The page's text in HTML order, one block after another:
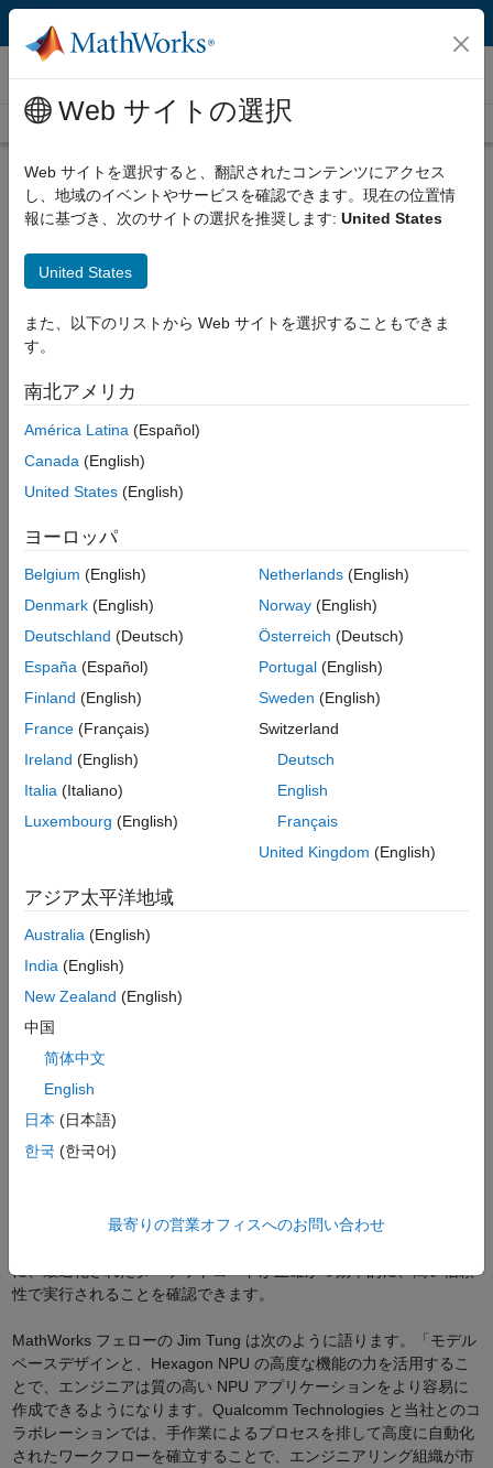
コンテンツへスキップ
ニュースルーム
ニュースルーム メディア向け資料
新しい MathWorks ハードウェア サ
ポート パッケージが MATLAB およ
Hexagon NPU アーキテクチャへのコ
ード生成を自動化
が、プロセッサインザループ テストを可能
にしながら、時間のかかる手作業のコード
最適化と検証を不要に
Natick, MA - (2024 年 9 月 12 日)
数学的計算で業界をリードする世界的なソフトウェア開発会社の
MathWorksは本日、Snapdragon®ファミリのプロセッサに組み込
まれているテクノロジー、Qualcomm®Hexagon™ NPU (ニューラ
ル プロセッシング ユニット) 向けハードウェア サポート パッケー
サポート パッケージは、Qualcomm Technologies の Hexagon NPU
アーキテクチャ専用に最適化されたMATLAB®モデルおよび
Simulink
モデルからのコード生成を自動化します。これによりデ
クフローの生産性も向上します。MathWorks ソフトウェアと
ベースデザインを使用することで、エンジニアは NPU に関する詳
しい知識がなくても、組み込みアプリケーション向けの量産品質の
Qualcomm Technologies, Inc. の Product Management 部門の Sr.
「Qualcomm Technologies のミッションは、エンジニアに
品やアプリケーションを作成できるようになっていただくことで
す。高性能な NPU アプリケーションへの需要が伸び続ける中で、
MathWorks と Qualcomm Technologies のコラボレーションによっ
て、開発者は Hexagon NPU 向けに最適化された組み込みアプリケ
ーションを効率的に開発できるようになります。」
Hexagon NPU 向け MathWorks ハードウェア サポート パッケージ
は、コンパイルエラー、手書きのフレームワークへの依存、手作業
による数値検証、コードからモデルの逆トレースの難しさなど、開
発プロセスの中で重要になる各種の問題点に対応します。このパッ
て Simulink 内で直接プロセッサインザループ (PIL) シミュレーショ
に、最適化されたターゲットコードが正確かつ効率的に、高い信頼
性で実行されることを確認できます。
MathWorks フェローの Jim Tung は次のように語ります。「モデル
ベースデザインと、Hexagon NPU の高度な機能の力を活用するこ
とで、エンジニアは質の高い NPU アプリケーションをより容易に
作成できるようになります。Qualcomm Technologies と当社とのコ
ラボレーションでは、手作業によるプロセスを排して高度に自動化
されたワークフローを確立することで、エンジニアリング組織が市
Web サイトの選択
Web サイトを選択すると、翻訳されたコンテンツにアクセス
し、地域のイベントやサービスを確認できます。現在の位置情
報に基づき、次のサイトの選択を推奨します: United States
United States
また、以下のリストから Web サイトを選択することもできま
す。
南北アメリカ
América Latina (Español)
Canada (English)
United States (English)
ヨーロッパ
Belgium (English)
Denmark (English)
Deutschland (Deutsch)
España (Español)
Finland (English)
France (Français)
Ireland (English)
Italia (Italiano)
Luxembourg (English)
Netherlands(English)
Norway(English)
Österreich (Deutsch)
Portugal(English)
Sweden (English)
Switzerland
Deutsch
English
Français
United Kingdom (English)
アジア太平洋地域
Australia (English)
India (English)
New Zealand (English)
中国
简体中文
English
日本 (日本語)
한국 (한국어)
最寄りの営業オフィスへのお問い合わせ